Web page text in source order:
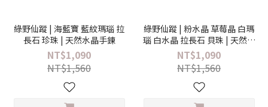
綠野仙蹤 | 海藍寶 藍紋瑪瑙 拉
長石 珍珠 | 天然水晶手鍊
NT$1,090
NT$1,560
綠野仙蹤 | 粉水晶 草莓晶 白瑪
瑙 白水晶 拉長石 貝珠 | 天然水
晶手鍊
NT$1,090
NT$1,560